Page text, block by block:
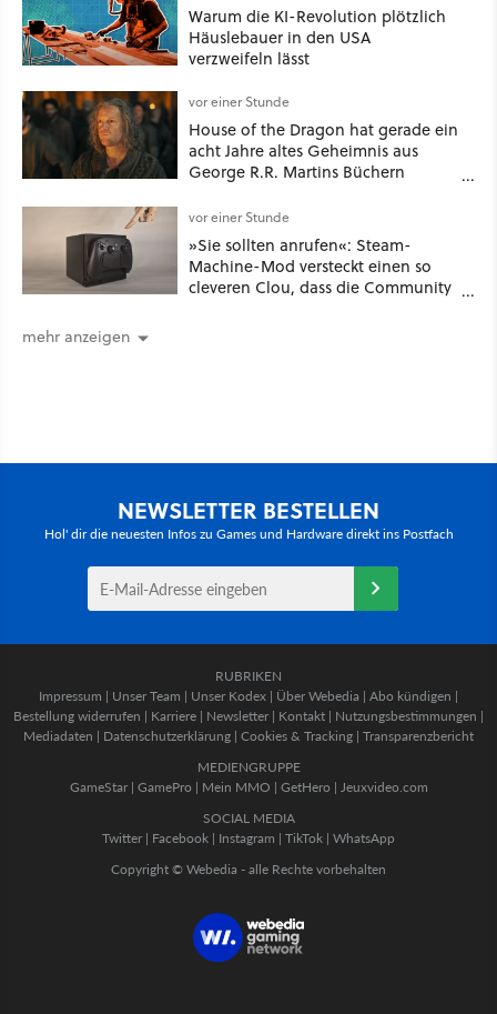
Warum die KI-Revolution plötzlich
Häuslebauer in den USA
verzweifeln lässt
vor einer Stunde
House of the Dragon hat gerade ein
acht Jahre altes Geheimnis aus
George R.R. Martins Büchern
vor einer Stunde
»Sie sollten anrufen«: Steam-
Machine-Mod versteckt einen so
cleveren Clou, dass die Community
mehr anzeigen
NEWSLETTER BESTELLEN
Hol' dir die neuesten Infos zu Games und Hardware direkt ins Postfach
RUBRIKEN
Impressum | Unser Team | Unser Kodex | Über Webedia | Abo kündigen |
Bestellung widerrufen | Karriere | Newsletter | Kontakt | Nutzungsbestimmungen |
Mediadaten | Datenschutzerklärung | Cookies & Tracking | Transparenzbericht
MEDIENGRUPPE
GameStar| GamePro | Mein MMO | GetHero | Jeuxvideo.com
SOCIAL MEDIA
Twitter | Facebook | Instagram | TikTok | WhatsApp
Copyright © Webedia - alle Rechte vorbehalten